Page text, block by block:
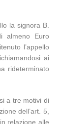
la signora B.
almeno Euro
l’appello
ai
rideterminato
a tre motivi di
dell’art. 5,
relazione alle